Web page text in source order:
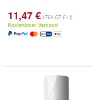
11,47 € (764,67 € / l)
Kostenloser Versand